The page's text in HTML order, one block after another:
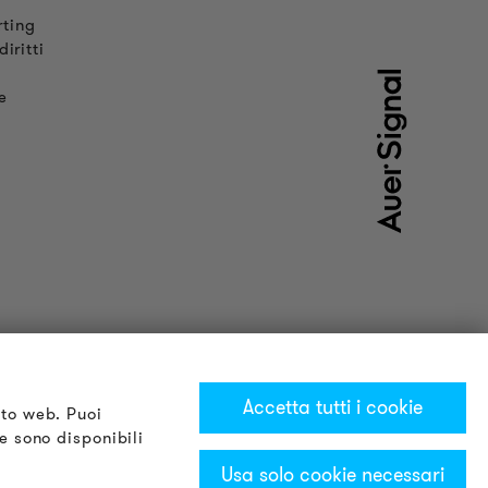
web. Puoi
sono disponibili
Accetta tutti i cookie
Usa solo cookie necessari